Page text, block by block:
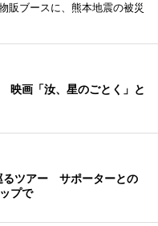
販ブースに、熊本地震の被災
映画「汝、星のごとく」と
るツアー サポーターとの
プで